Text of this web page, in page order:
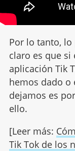
Por lo tanto,
claro es que si
aplicación Tik
hemos dado o
dejamos es
ello.
[Leer más:
Tik Tok de los